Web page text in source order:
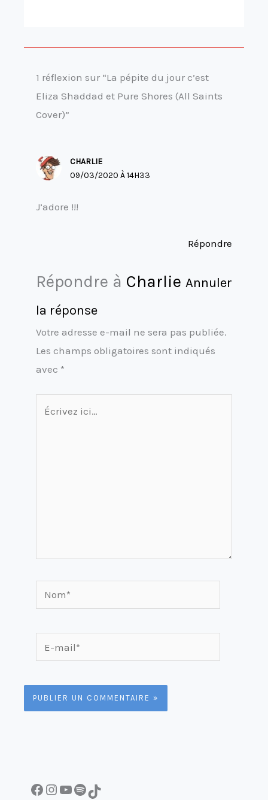
1 réflexion sur “La pépite du jour c’est
Eliza Shaddad et Pure Shores (All Saints
Cover)”
CHARLIE
09/03/2020 À 14H33
J’adore !!!
Répondre
Répondre à Charlie Annuler
la réponse
Votre adresse e-mail ne sera pas publiée.
Les champs obligatoires sont indiqués
avec *
mail*
Facebook InstagramYouTube Spotify TikTok